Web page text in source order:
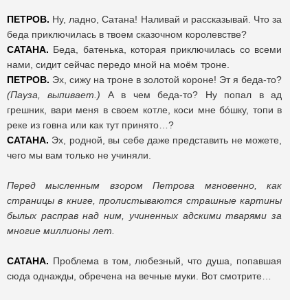
ПЕТРОВ. Ну, ладно, Сатана! Наливай и рассказывай. Что за
беда приключилась в твоем сказочном королевстве?
САТАНА. Беда, батенька, которая приключилась со всеми
нами, сидит сейчас передо мной на моём троне.
ПЕТРОВ. Эх, сижу на троне в золотой короне! Эт я беда-то?
(Пауза, выпивает.) А в чем беда-то? Ну попал в ад
грешник, вари меня в своем котле, коси мне бóшку, топи в
реке из говна или как тут принято…?
САТАНА. Эх, родной, вы себе даже представить не можете,
чего мы вам только не учиняли.
Перед мысленным взором Петрова мгновенно, как
страницы в книге, пролистываются страшные картины
былых расправ над ним, учиненных адскими тварями за
многие миллионы лет.
САТАНА. Проблема в том, любезный, что душа, попавшая
сюда однажды, обречена на вечные муки. Вот смотрите…